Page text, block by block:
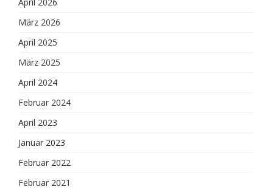
März 2026
April 2025
März 2025
April 2024
Februar 2024
April 2023
Januar 2023
Februar 2022
Februar 2021